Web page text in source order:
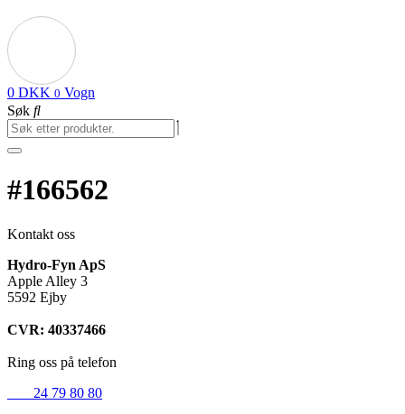
0 DKK 0 Vogn
Søk
#166562
Kontakt oss
Hydro-Fyn ApS
Apple Alley 3
5592 Ejby
CVR: 40337466
Ring oss på telefon
24 79 80 80